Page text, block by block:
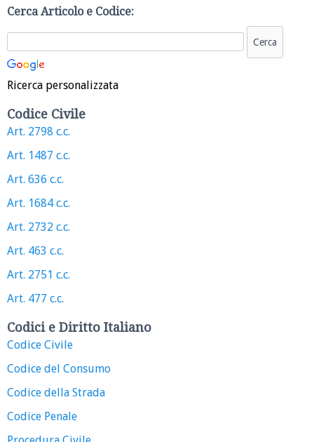
Cerca Articolo e Codice:
Ricerca personalizzata
Codice Civile
Art. 2798 c.c.
Art. 1487 c.c.
Art. 636 c.c.
Art. 1684 c.c.
Art. 2732 c.c.
Art. 463 c.c.
Art. 2751 c.c.
Art. 477 c.c.
Codici e Diritto Italiano
Codice Civile
Codice del Consumo
Codice della Strada
Codice Penale